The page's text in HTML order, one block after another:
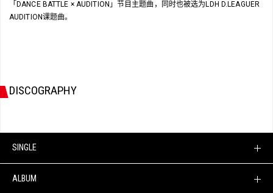
「DANCE BATTLE × AUDITION」节目主题曲，同时也被选为LDH D.LEAGUER
AUDITION课题曲。
DISCOGRAPHY
SINGLE
ALBUM